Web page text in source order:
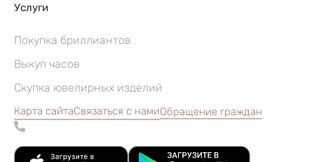
Услуги
Покупка бриллиантов
Выкуп часов
Скупка ювелирных изделий
Карта сайтаСвязаться с намиОбращение граждан